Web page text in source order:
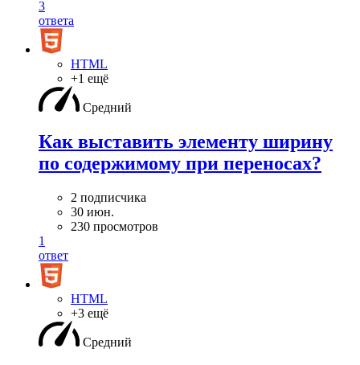
3
ответа
HTML
+1 ещё
Средний
Как выставить элементу ширину
по содержимому при переносах?
2 подписчика
30 июн.
230 просмотров
1
ответ
HTML
+3 ещё
Средний